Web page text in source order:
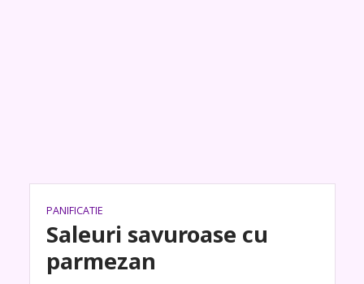
PANIFICATIE
Saleuri savuroase cu
parmezan